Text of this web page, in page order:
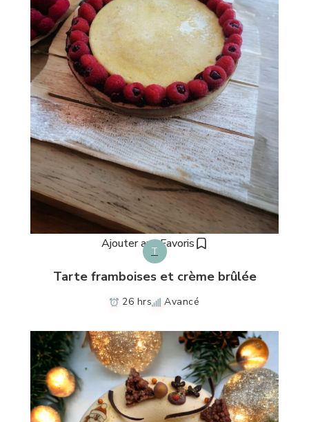
Ajouter aux Favoris
T
Tarte framboises et crème brûlée
26 hrs Avancé